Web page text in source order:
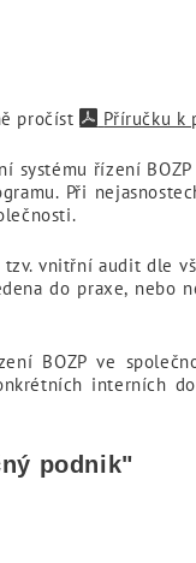
pročíst Příručku k
systému řízení
Při
vnitřní audit dle
do praxe, nebo
BOZP ve
interních
podnik"